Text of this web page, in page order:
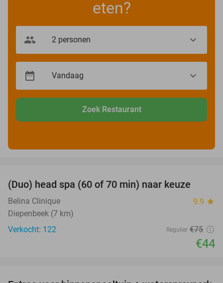
eten?
Zoek Restaurant
(Duo) head spa (60 of 70 min) naar keuze
Belina Clinique 9.9 star
Diepenbeek (7 km)
Verkocht: 122
Regulier €75
€44